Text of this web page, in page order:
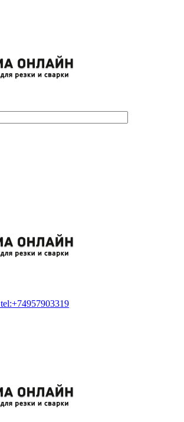
tel:+74957903319